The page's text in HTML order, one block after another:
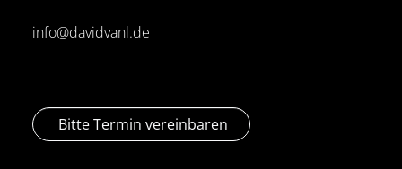
info@davidvanl.de
Bitte Termin vereinbaren